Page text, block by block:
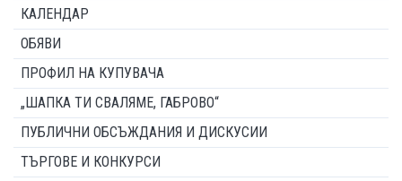
КАЛЕНДАР
ОБЯВИ
ПРОФИЛ НА КУПУВАЧА
„ШАПКА ТИ СВАЛЯМЕ, ГАБРОВО“
ПУБЛИЧНИ ОБСЪЖДАНИЯ И ДИСКУСИИ
ТЪРГОВЕ И КОНКУРСИ